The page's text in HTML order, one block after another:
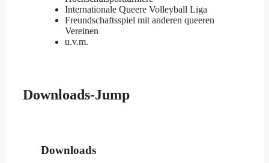
Internationale Queere Volleyball Liga
Freundschaftsspiel mit anderen queeren
Vereinen
u.v.m.
Downloads-Jump
Downloads